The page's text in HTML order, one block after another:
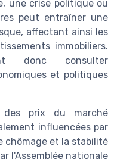
une crise politique ou
peut entraîner une
affectant ainsi les
immobiliers.
donc consulter
et politiques
des prix du marché
influencées par
chômage et la stabilité
l'Assemblée nationale